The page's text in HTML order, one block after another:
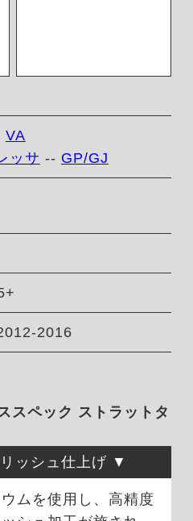
VA
ッサ -- GP/GJ
2016
スペック ストラットタ
ッシュ仕上げ
ムを使用し、高精度